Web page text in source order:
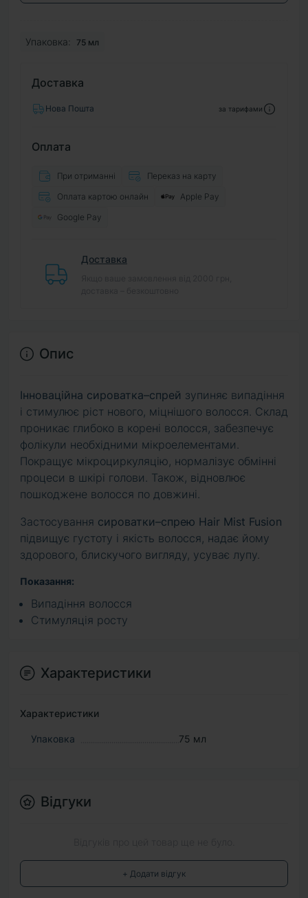
Упаковка: 75 мл
Доставка
Нова Пошта за тарифами
Оплата
При отриманні
Переказ на карту
Оплата картою онлайн
Apple Pay
Google Pay
Доставка
Опис
Інноваційна сироватка–спрей зупиняє випадіння
і стимулює ріст нового, міцнішого волосся. Склад
проникає глибоко в корені волосся, забезпечує
фолікули необхідними мікроелементами.
Покращує мікроциркуляцію, нормалізує обмінні
процеси в шкірі голови. Також, відновлює
пошкоджене волосся по довжині.
Застосування сироватки–спрею Hair Mist Fusion
підвищує густоту і якість волосся, надає йому
здорового, блискучого вигляду, усуває лупу.
Показання:
Випадіння волосся
Стимуляція росту
Характеристики
Характеристики
Упаковка 75 мл
Відгуки
+ Додати відгук